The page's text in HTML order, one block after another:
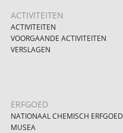
ACTIVITEITEN
ACTIVITEITEN
VOORGAANDE ACTIVITEITEN
VERSLAGEN
ERFGOED
NATIONAAL CHEMISCH ERFGOED
MUSEA